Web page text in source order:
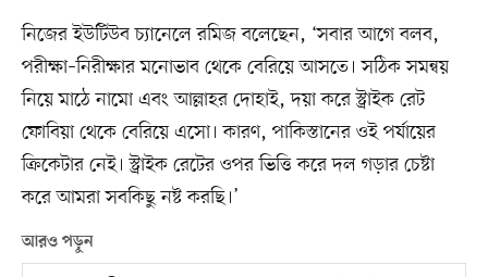
নিজের ইউটিউব চ্যানেলে রমিজ বলেছেন, ‘সবার আগে বলব,
পরীক্ষা–নিরীক্ষার মনোভাব থেকে বেরিয়ে আসতে। সঠিক সমন্বয়
নিয়ে মাঠে নামো এবং আল্লাহর দোহাই, দয়া করে স্ট্রাইক রেট
ফোবিয়া থেকে বেরিয়ে এসো। কারণ, পাকিস্তানের ওই পর্যায়ের
ক্রিকেটার নেই। স্ট্রাইক রেটের ওপর ভিত্তি করে দল গড়ার চেষ্টা
করে আমরা সবকিছু নষ্ট করছি।’
আরও পড়ুন